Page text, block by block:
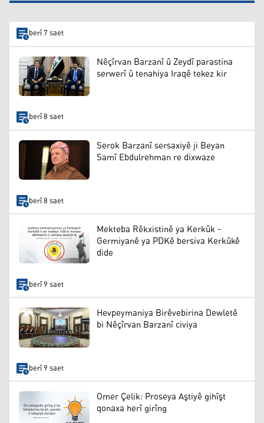
berî 7 saet
Nêçîrvan Barzanî û Zeydî parastina
serwerî û tenahiya Iraqê tekez kir
berî 8 saet
Serok Barzanî sersaxiyê ji Beyan
Samî Ebdulrehman re dixwaze
berî 8 saet
Mekteba Rêkxistinê ya Kerkûk -
Germiyanê ya PDKê bersiva Kerkûkê
dide
berî 9 saet
Hevpeymaniya Birêvebirina Dewletê
bi Nêçîrvan Barzanî civiya
berî 9 saet
Omer Çelik: Proseya Aştiyê gihîşt
qonaxa herî girîng